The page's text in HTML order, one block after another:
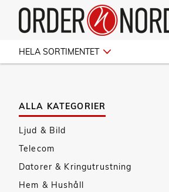
HELA SORTIMENTET
ALLA KATEGORIER
Ljud & Bild
Telecom
Datorer & Kringutrustning
Hem & Hushåll